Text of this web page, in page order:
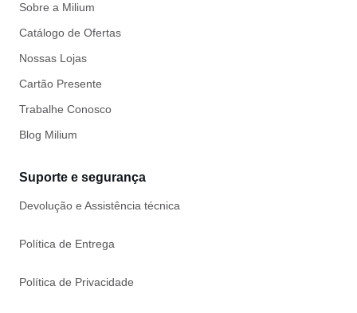
Sobre a Milium
Catálogo de Ofertas
Nossas Lojas
Cartão Presente
Trabalhe Conosco
Blog Milium
Suporte e segurança
Devolução e Assistência técnica
Política de Entrega
Política de Privacidade